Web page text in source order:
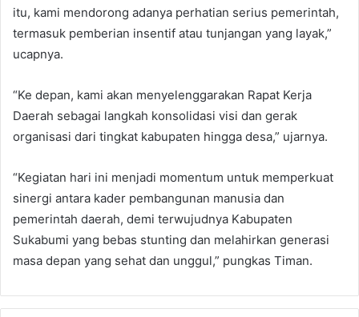
itu, kami mendorong adanya perhatian serius pemerintah,
termasuk pemberian insentif atau tunjangan yang layak,”
ucapnya.
“Ke depan, kami akan menyelenggarakan Rapat Kerja
Daerah sebagai langkah konsolidasi visi dan gerak
organisasi dari tingkat kabupaten hingga desa,” ujarnya.
“Kegiatan hari ini menjadi momentum untuk memperkuat
sinergi antara kader pembangunan manusia dan
pemerintah daerah, demi terwujudnya Kabupaten
Sukabumi yang bebas stunting dan melahirkan generasi
masa depan yang sehat dan unggul,” pungkas Timan.